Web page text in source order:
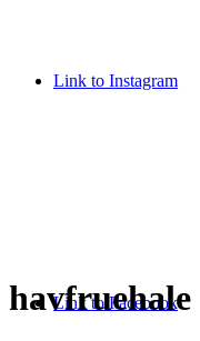
Link to Instagram
Link to Facebook
havfruehale